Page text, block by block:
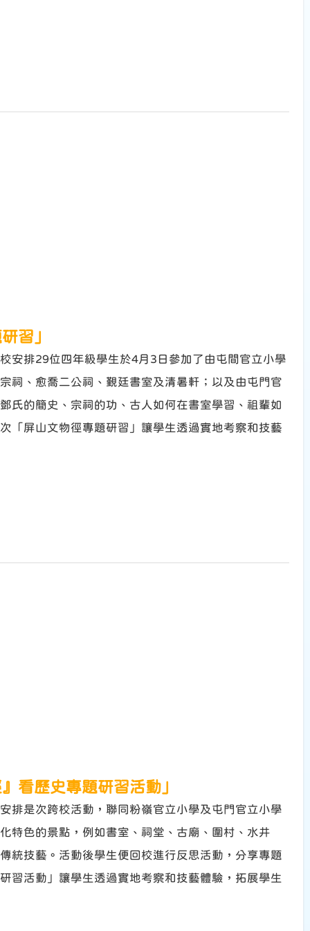
習」
安排29位四年級學生於4月3日參加了由屯間官立小學
祠、愈喬二公祠、覲廷書室及清暑軒；以及由屯門官
氏的簡史、宗祠的功、古人如何在書室學習、祖輩如
「屏山文物徑專題研習」讓學生透過實地考察和技藝
看歷史專題研習活動」
排是次跨校活動，聯同粉嶺官立小學及屯門官立小學
特色的景點，例如書室、祠堂、古廟、圍村、水井
統技藝。活動後學生便回校進行反思活動，分享專題
習活動」讓學生透過實地考察和技藝體驗，拓展學生